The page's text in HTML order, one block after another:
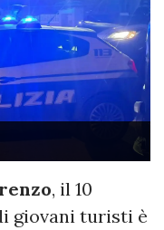
, il 10
giovani turisti è